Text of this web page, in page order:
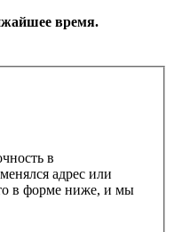
время.
в
адрес или
в форме ниже, и мы